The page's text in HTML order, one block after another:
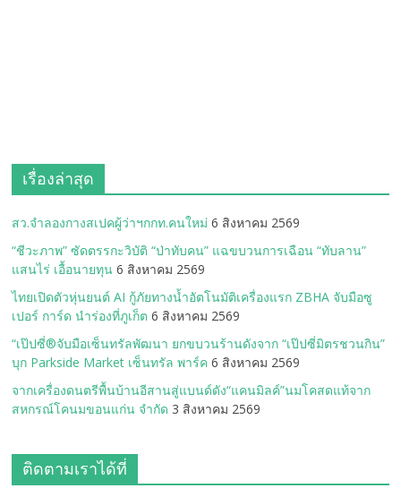
เรื่องล่าสุด
สว.จำลองกางสเปคผู้ว่าฯกกท.คนใหม่ 6 สิงหาคม 2569
“ชีวะภาพ” ซัดตรรกะวิบัติ “ป่าทับคน” แฉขบวนการเฉือน “ทับลาน”
แสนไร่ เอื้อนายทุน 6 สิงหาคม 2569
ไทยเปิดตัวหุ่นยนต์ AI กู้ภัยทางน้ำอัตโนมัติเครื่องแรก ZBHA จับมือซู
เปอร์ การ์ด นำร่องที่ภูเก็ต 6 สิงหาคม 2569
“เป๊ปซี่®จับมือเซ็นทรัลพัฒนา ยกขบวนร้านดังจาก “เป๊ปซี่มิตรชวนกิน”
บุก Parkside Market เซ็นทรัล พาร์ค 6 สิงหาคม 2569
จากเครื่องดนตรีพื้นบ้านอีสานสู่แบนด์ดัง“แคนมิลค์”นมโคสดแท้จาก
สหกรณ์โคนมขอนแก่น จำกัด 3 สิงหาคม 2569
ติดตามเราได้ที่